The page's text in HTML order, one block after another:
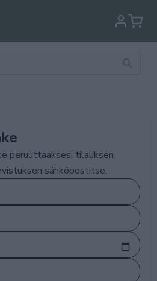
peruuttaaksesi tilauksen.
sähköpostitse.